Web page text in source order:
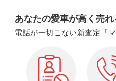
あなたの愛車が高く売れ
電話が一切こない新査定「